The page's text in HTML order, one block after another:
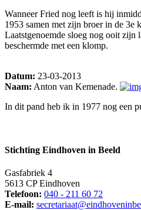
Wanneer Fried nog leeft is hij
1953 samen met zijn broer in de 3e
Laatstgenoemde sloeg nog ooit
beschermde met een klomp.
Datum: 23-03-2013
Naam: Anton van Kemenade.
In dit pand heb ik in 1977 nog een
Stichting Eindhoven in Beeld
Gasfabriek 4
5613 CP Eindhoven
Telefoon: 040 - 211 60 72
E-mail: